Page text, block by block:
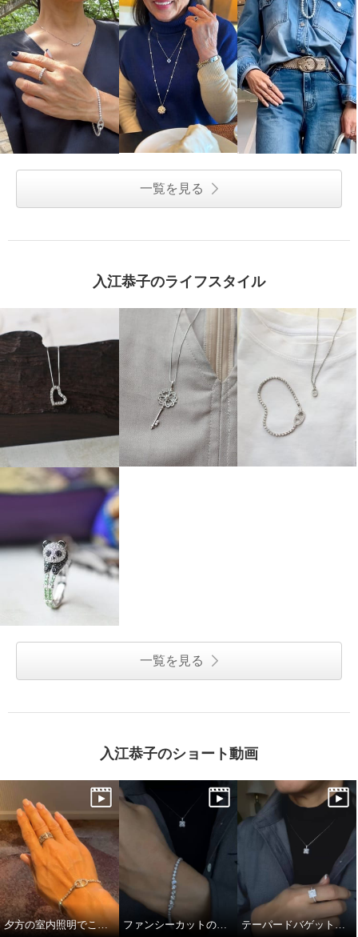
一覧を見る
入江恭子のライフスタイル
一覧を見る
入江恭子のショート動画
夕方の室内照明でこの煌めき…！ ファンシーカットの独特かつ透明感あふれる輝き テーパードバゲットのキラキラっぷり！